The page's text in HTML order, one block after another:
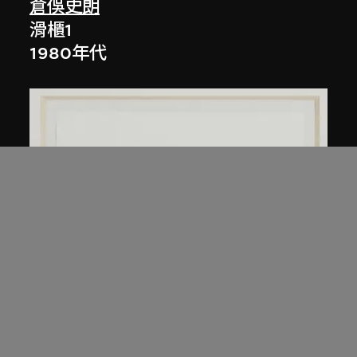
倉俁史朗
滑櫃1
1980年代